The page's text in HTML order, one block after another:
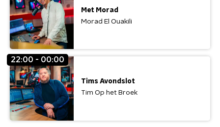
Met Morad
Morad El Ouakili
22:00 - 00:00
Tims Avondslot
Tim Op het Broek